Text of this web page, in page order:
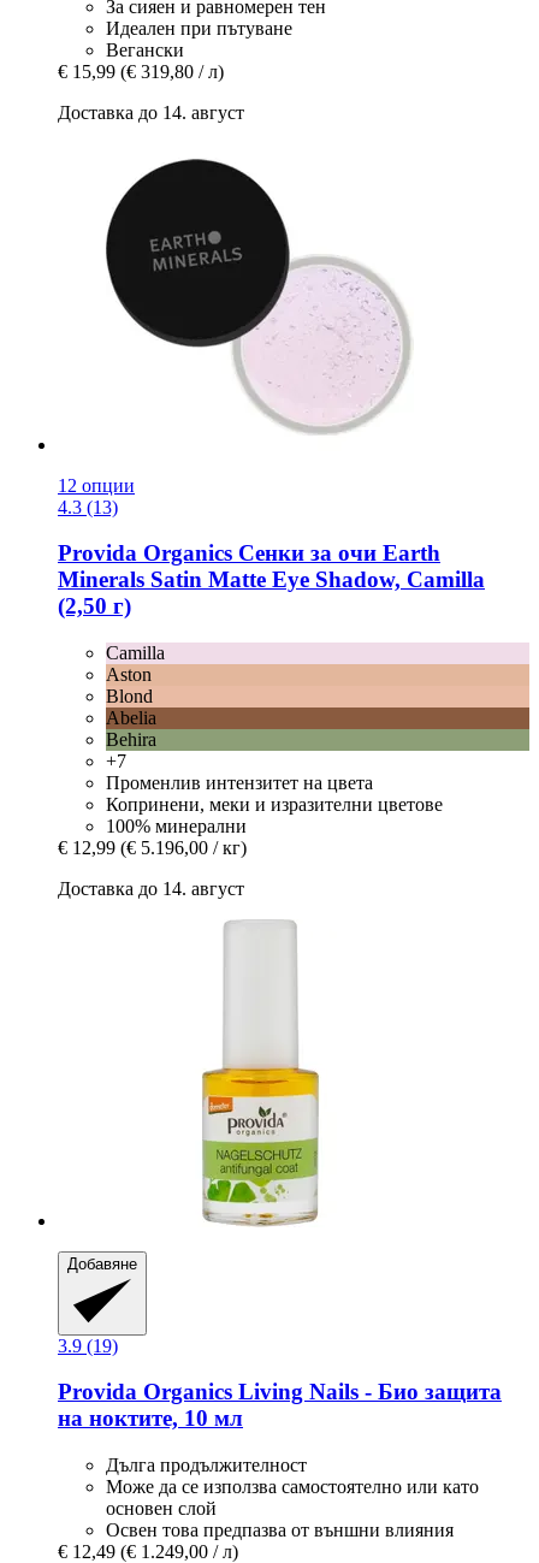
За сияен и равномерен тен
Идеален при пътуване
Вегански
€ 15,99 (€ 319,80 / л)
Доставка до 14. август
12 опции
4.3 (13)
Provida Organics Сенки за очи Earth
Minerals Satin Matte Eye Shadow, Camilla
(2,50 г)
Camilla
Aston
Blond
Abelia
Behira
+7
Променлив интензитет на цвета
Копринени, меки и изразителни цветове
100% минерални
€ 12,99 (€ 5.196,00 / кг)
Доставка до 14. август
Добавяне
3.9 (19)
Provida Organics Living Nails -​ Био защита
на ноктите, 10 мл
Дълга продължителност
Може да се използва самостоятелно или като
основен слой
Освен това предпазва от външни влияния
€ 12,49 (€ 1.249,00 / л)